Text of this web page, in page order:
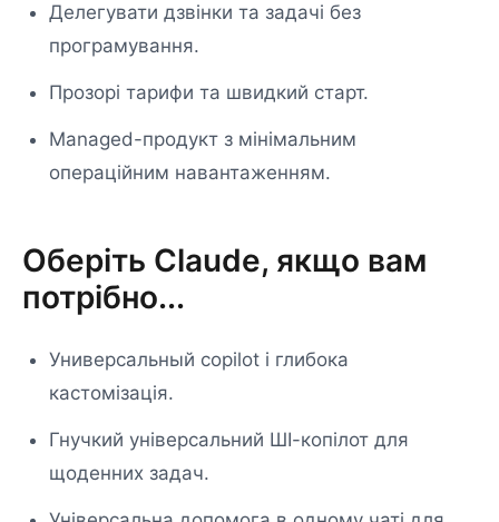
Делегувати дзвінки та задачі без
програмування.
Прозорі тарифи та швидкий старт.
Managed-продукт з мінімальним
операційним навантаженням.
Оберіть Claude, якщо вам
потрібно...
Универсальный copilot і глибока
кастомізація.
Гнучкий універсальний ШІ-копілот для
щоденних задач.